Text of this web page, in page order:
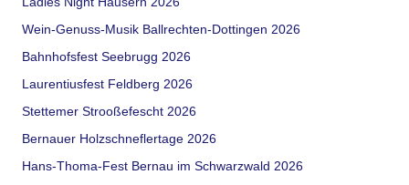
Wein-Genuss-Musik Ballrechten-Dottingen 2026
Bahnhofsfest Seebrugg 2026
Laurentiusfest Feldberg 2026
Stettemer Strooßefescht 2026
Bernauer Holzschneflertage 2026
Hans-Thoma-Fest Bernau im Schwarzwald 2026